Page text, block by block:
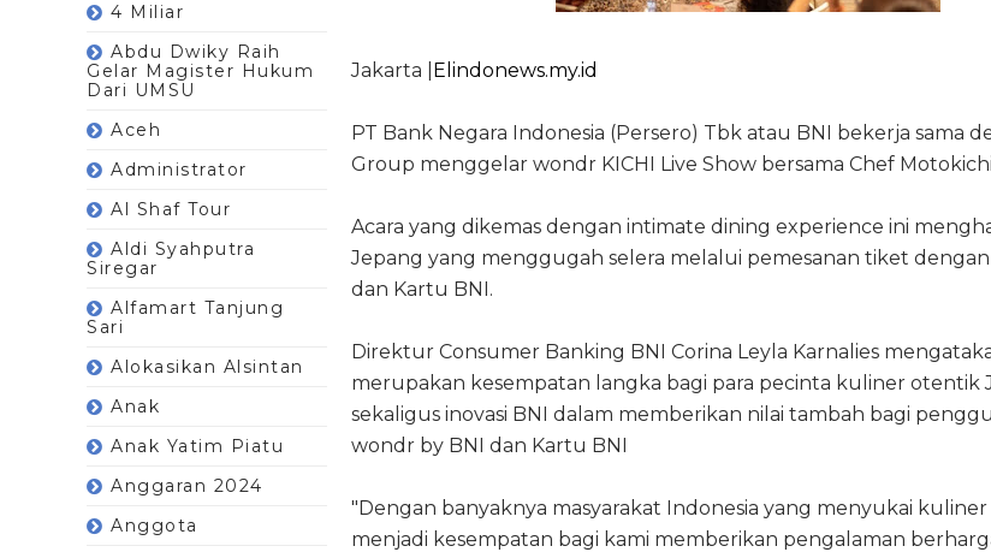
4 Miliar
Abdu Dwiky Raih
Gelar Magister Hukum
Dari UMSU
Aceh
Administrator
Al Shaf Tour
Aldi Syahputra
Siregar
Alfamart Tanjung
Sari
Alokasikan Alsintan
Anak
Anak Yatim Piatu
Anggaran 2024
Anggota
Jakarta | Elindonews.my.id
PT Bank Negara Indonesia (Persero) Tbk atau BNI bekerja sama
Group menggelar wondr KICHI Live Show bersama Chef
Acara yang dikemas dengan intimate dining experience ini
Jepang yang menggugah selera melalui pemesanan tiket
dan Kartu BNI.
Direktur Consumer Banking BNI Corina Leyla Karnalies
merupakan kesempatan langka bagi para pecinta kuliner otentik
sekaligus inovasi BNI dalam memberikan nilai tambah bagi
wondr by BNI dan Kartu BNI
"Dengan banyaknya masyarakat Indonesia yang menyukai kuliner
menjadi kesempatan bagi kami memberikan pengalaman